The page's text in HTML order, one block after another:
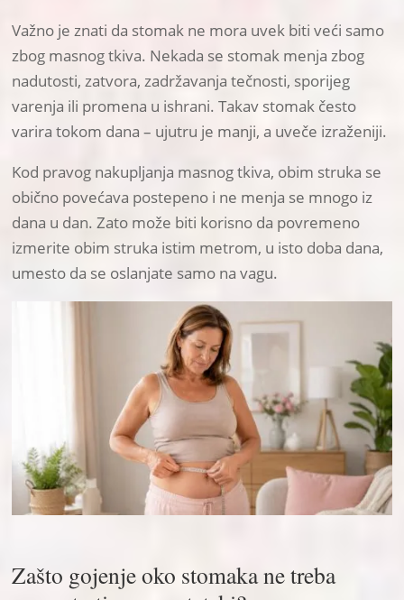
Važno je znati da stomak ne mora uvek biti veći samo
zbog masnog tkiva. Nekada se stomak menja zbog
nadutosti, zatvora, zadržavanja tečnosti, sporijeg
varenja ili promena u ishrani. Takav stomak često
varira tokom dana – ujutru je manji, a uveče izraženiji.
Kod pravog nakupljanja masnog tkiva, obim struka se
obično povećava postepeno i ne menja se mnogo iz
dana u dan. Zato može biti korisno da povremeno
izmerite obim struka istim metrom, u isto doba dana,
umesto da se oslanjate samo na vagu.
Zašto gojenje oko stomaka ne treba